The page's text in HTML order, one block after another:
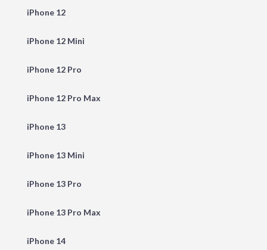
iPhone 12
iPhone 12 Mini
iPhone 12 Pro
iPhone 12 Pro Max
iPhone 13
iPhone 13 Mini
iPhone 13 Pro
iPhone 13 Pro Max
iPhone 14